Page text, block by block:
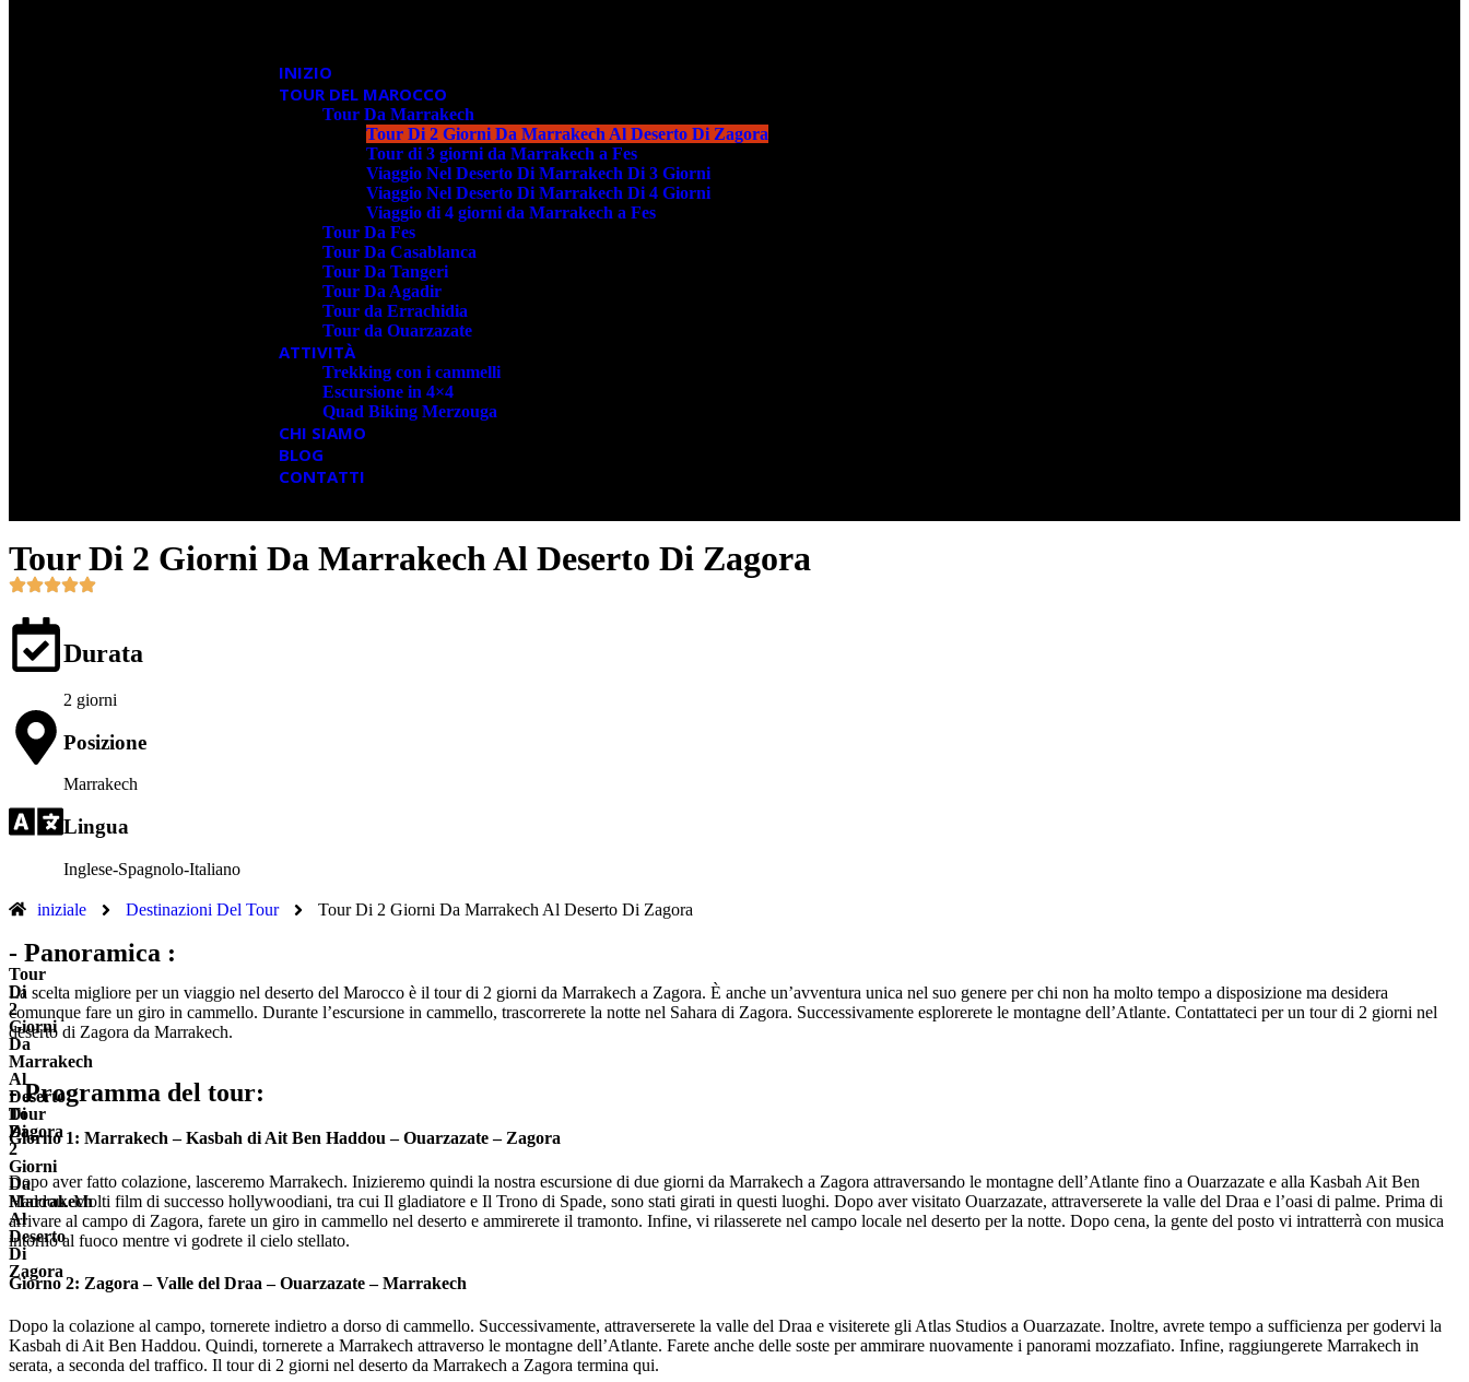
INIZIO
TOUR DEL MAROCCO
Tour Da Marrakech
Tour Di 2 Giorni Da Marrakech Al Deserto Di Zagora
Tour di 3 giorni da Marrakech a Fes
Viaggio Nel Deserto Di Marrakech Di 3 Giorni
Viaggio Nel Deserto Di Marrakech Di 4 Giorni
Viaggio di 4 giorni da Marrakech a Fes
Tour Da Fes
Tour Da Casablanca
Tour Da Tangeri
Tour Da Agadir
Tour da Errachidia
Tour da Ouarzazate
ATTIVITÀ
Trekking con i cammelli
Escursione in 4×4
Quad Biking Merzouga
CHI SIAMO
BLOG
CONTATTI
Tour Di 2 Giorni Da Marrakech Al Deserto Di Zagora
Durata
2 giorni
Posizione
Marrakech
Lingua
Inglese-Spagnolo-Italiano
iniziale Destinazioni Del Tour Tour Di 2 Giorni Da Marrakech Al Deserto Di Zagora
- Panoramica :
Tour
Di
2
Giorni
Da
Marrakech
Al
Deserto
Di
Zagora
La scelta migliore per un viaggio nel deserto del Marocco è il tour di 2 giorni da Marrakech a Zagora. È anche un’avventura unica nel suo genere per chi non ha molto tempo a disposizione ma desidera
comunque fare un giro in cammello. Durante l’escursione in cammello, trascorrerete la notte nel Sahara di Zagora. Successivamente esplorerete le montagne dell’Atlante. Contattateci per un tour di 2 giorni nel
deserto di Zagora da Marrakech.
- Programma del tour:
Tour
Di
2
Giorni
Da
Marrakech
Al
Deserto
Di
Zagora
Giorno 1: Marrakech – Kasbah di Ait Ben Haddou – Ouarzazate – Zagora
Dopo aver fatto colazione, lasceremo Marrakech. Inizieremo quindi la nostra escursione di due giorni da Marrakech a Zagora attraversando le montagne dell’Atlante fino a Ouarzazate e alla Kasbah Ait Ben
Haddou. Molti film di successo hollywoodiani, tra cui Il gladiatore e Il Trono di Spade, sono stati girati in questi luoghi. Dopo aver visitato Ouarzazate, attraverserete la valle del Draa e l’oasi di palme. Prima di
arrivare al campo di Zagora, farete un giro in cammello nel deserto e ammirerete il tramonto. Infine, vi rilasserete nel campo locale nel deserto per la notte. Dopo cena, la gente del posto vi intratterrà con musica
intorno al fuoco mentre vi godrete il cielo stellato.
Giorno 2: Zagora – Valle del Draa – Ouarzazate – Marrakech
Dopo la colazione al campo, tornerete indietro a dorso di cammello. Successivamente, attraverserete la valle del Draa e visiterete gli Atlas Studios a Ouarzazate. Inoltre, avrete tempo a sufficienza per godervi la
Kasbah di Ait Ben Haddou. Quindi, tornerete a Marrakech attraverso le montagne dell’Atlante. Farete anche delle soste per ammirare nuovamente i panorami mozzafiato. Infine, raggiungerete Marrakech in
serata, a seconda del traffico. Il tour di 2 giorni nel deserto da Marrakech a Zagora termina qui.